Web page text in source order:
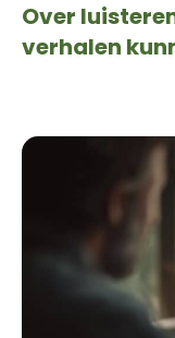
Over
verhalen